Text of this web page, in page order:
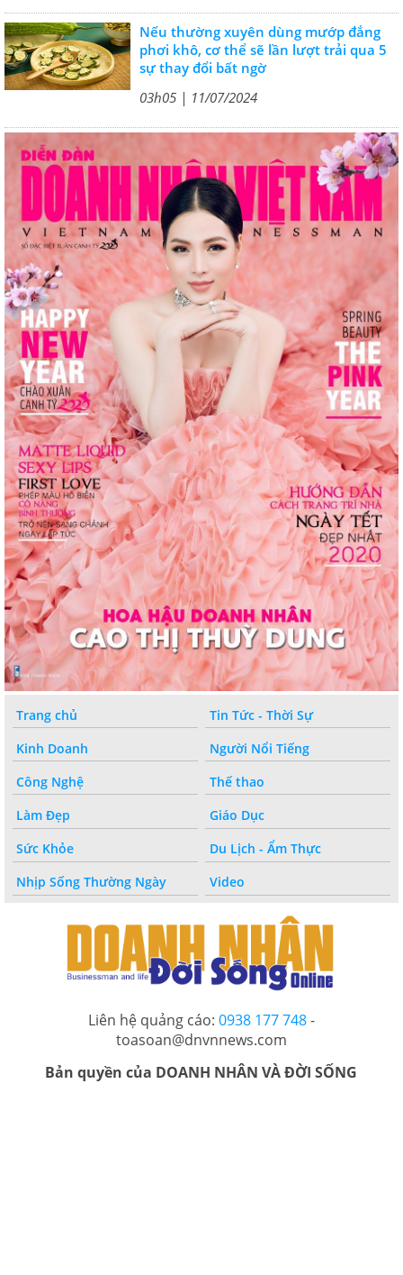
Nếu thường xuyên dùng mướp đắng
phơi khô, cơ thể sẽ lần lượt trải qua 5
sự thay đổi bất ngờ
03h05 | 11/07/2024
Trang chủ
Tin Tức - Thời Sự
Kinh Doanh
Người Nổi Tiếng
Công Nghệ
Thế thao
Làm Đẹp
Giáo Dục
Sức Khỏe
Du Lịch - Ẩm Thực
Nhịp Sống Thường Ngày
Video
Liên hệ quảng cáo: 0938 177 748-
toasoan@dnvnnews.com
Bản quyền của DOANH NHÂN VÀ ĐỜI SỐNG